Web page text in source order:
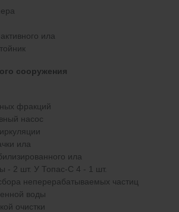
ила
сооружения
фракций
насос
ила
ила
- 2 шт. У Топас-С 4 - 1 шт.
неперерабатываемых частиц
воды
очистки